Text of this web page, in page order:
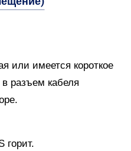
или имеется короткое
разъем кабеля
горит.